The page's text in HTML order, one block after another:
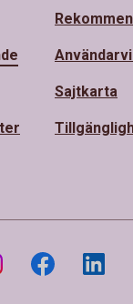
Sajtkarta